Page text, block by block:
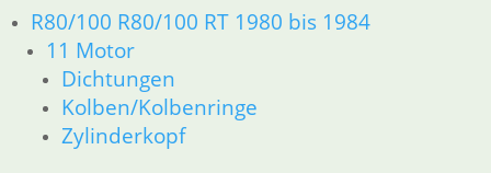
R80/100 R80/100 RT 1980 bis 1984
11 Motor
Dichtungen
Kolben/Kolbenringe
Zylinderkopf